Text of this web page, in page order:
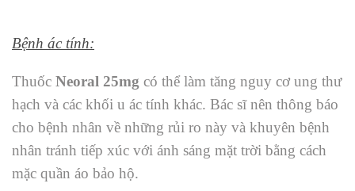
Bệnh ác tính:
Thuốc Neoral 25mg có thể làm tăng nguy cơ ung thư
hạch và các khối u ác tính khác. Bác sĩ nên thông báo
cho bệnh nhân về những rủi ro này và khuyên bệnh
nhân tránh tiếp xúc với ánh sáng mặt trời bằng cách
mặc quần áo bảo hộ.